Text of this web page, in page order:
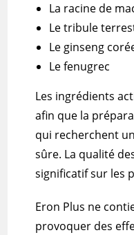
La racine de
Letribule
Le ginseng
Le fenugrec
Les ingrédients
afin que la
qui recherchent
sûre. La qualité
significatif sur les
Eron Plus ne
provoquer des